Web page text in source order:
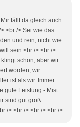
fällt da gleich auch
<br /> Sei wie das
und rein, nicht wie
sein.<br /> <br />
schön, aber wir
worden, wir
ist als wir. Immer
gute Leistung - Mist
sind gut groß
/> <br /> <br /> <br />